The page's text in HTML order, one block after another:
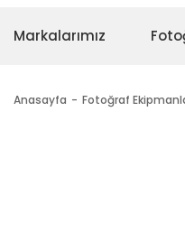
Markalarımız
Anasayfa Fotoğraf